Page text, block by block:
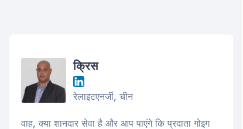
क्रिस
रेलाइटएनर्जी, चीन
वाह, क्या शानदार सेवा है और आप पाएंगे कि प्रदाता गोइग